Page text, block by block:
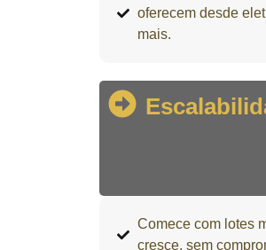
oferecem desde
mais.
Comece com lotes
cresce, sem